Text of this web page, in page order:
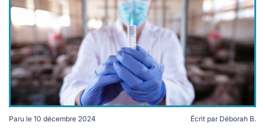
durablesdouce
Plus de deux millions d'animaux sont utilisés dans le
Paru le 10 décembre 2024 Écrit par Déborah B.